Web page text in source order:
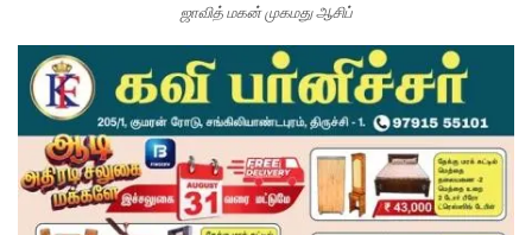
ஜாவித் மகன் முகமது ஆசிப்